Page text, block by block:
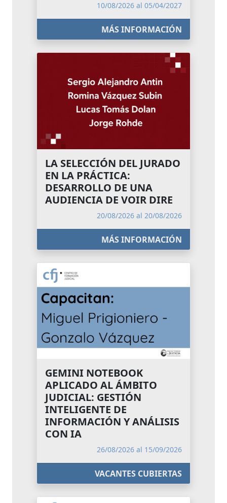
10/08/2026 al 05/04/2027
MÁS INFORMACIÓN
LA SELECCIÓN DEL JURADO
EN LA PRÁCTICA:
DESARROLLO DE UNA
AUDIENCIA DE VOIR DIRE
20/08/2026 al 20/08/2026
MÁS INFORMACIÓN
GEMINI NOTEBOOK
APLICADO AL ÁMBITO
JUDICIAL: GESTIÓN
INTELIGENTE DE
INFORMACIÓN Y ANÁLISIS
CON IA
26/08/2026 al 15/09/2026
VACANTES CUBIERTAS